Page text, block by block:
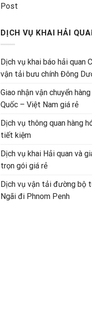
Post
DỊCH VỤ KHAI HẢI
Dịch vụ khai báo hải quan
vận tải bưu chính Đông
Giao nhận vận chuyển
Quốc – Việt Nam giá rẻ
Dịch vụ thông quan hàng
tiết kiệm
Dịch vụ khai Hải quan và
trọn gói giá rẻ
Dịch vụ vận tải đường bộ
Ngãi đi Phnom Penh